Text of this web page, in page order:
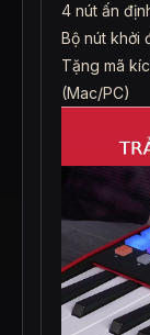
4 nút ấn
Bộ nút khởi
Tặng mã
(Mac/PC)